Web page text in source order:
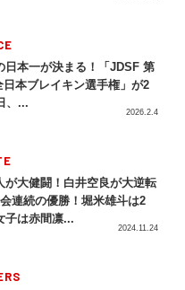
日本一が決まる！「JDSF 第
日本ブレイキン選手権」が2
、...
2026.2.4
が大健闘！白井空良が大逆転
連続の優勝！堀米雄斗は2
子は赤間凛...
2024.11.24